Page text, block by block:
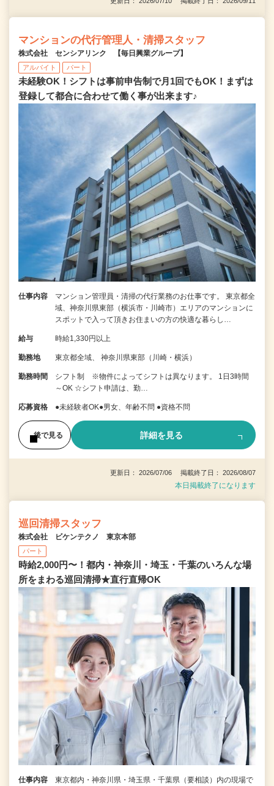
マンションの代行管理人・清掃スタッフ
株式会社 センシアリンク 【毎日興業グループ】
アルバイト パート
未経験OK！シフトは事前申告制で月1回でもOK！まずは
登録して都合に合わせて働く事が出来ます♪
仕事内容
マンション管理員・清掃の代行業務のお仕事です。 東京都全
域、神奈川県東部（横浜市・川崎市）エリアのマンションに
スポットで入って頂きお住まいの方の快適な暮らし…
給与 時給1,330円以上
勤務地 東京都全域、 神奈川県東部（川崎・横浜）
勤務時間
シフト制 ※物件によってシフトは異なります。 1日3時間
～OK ☆シフト申請は、勤…
応募資格 ●未経験者OK●男女、年齢不問 ●資格不問
後で見る 詳細を見る
更新日： 2026/07/06 掲載終了日： 2026/08/07
本日掲載終了になります
巡回清掃スタッフ
株式会社 ビケンテクノ 東京本部
パート
時給2,000円〜！都内・神奈川・埼玉・千葉のいろんな場
所をまわる巡回清掃★直行直帰OK
仕事内容
東京都内・神奈川県・埼玉県・千葉県（要相談）内の現場で